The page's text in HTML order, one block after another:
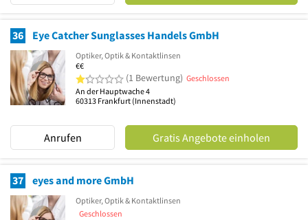
36 Eye Catcher Sunglasses Handels GmbH
Optiker, Optik & Kontaktlinsen
€€
1 von 5 Sternen
(1 Bewertung) Geschlossen
An der Hauptwache 4
60313 Frankfurt (Innenstadt)
Anrufen Gratis Angebote einholen
37 eyes and more GmbH
Optiker, Optik & Kontaktlinsen
Geschlossen